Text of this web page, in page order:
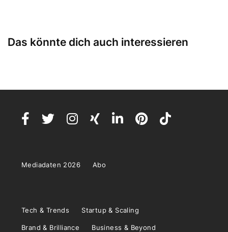
Das könnte dich auch interessieren
Mediadaten 2026 Abo
Tech & Trends Startup & Scaling
Brand & Brilliance Business & Beyond